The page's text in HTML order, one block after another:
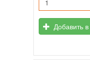
Добавить